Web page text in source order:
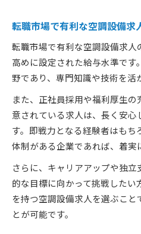
転職市場で有利な空調設備求
転職市場で有利な空調設備求人
高めに設定された給与水準で
野であり、専門知識や技術を活
また、正社員採用や福利厚生
意されている求人は、長く安
す。即戦力となる経験者はも
体制がある企業であれば、着実
さらに、キャリアアップや独
的な目標に向かって挑戦したい
を持つ空調設備求人を選ぶこ
とが可能です。